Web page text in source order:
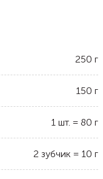
250 г
150 г
1 шт. = 80 г
2 зубчик = 10 г